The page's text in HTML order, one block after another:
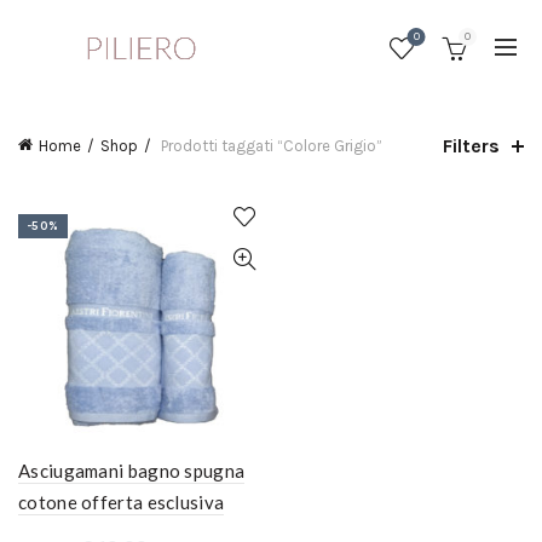
0 0
Home Shop Prodotti taggati “Colore Grigio” Filters
-50%
Asciugamani bagno spugna
cotone offerta esclusiva